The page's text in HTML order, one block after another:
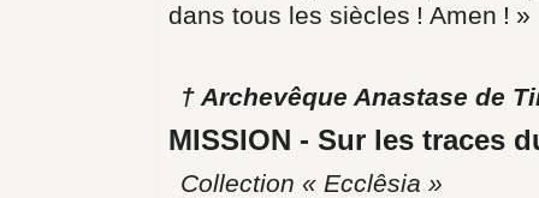
dans tous les siècles ! Amen ! »
† Archevêque Anastase de
MISSION ‑ Sur les traces
Collection « Ecclêsia »